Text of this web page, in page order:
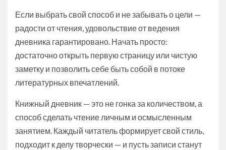
Если выбрать свой способ и не забывать о цели —
радости от чтения, удовольствие от ведения
дневника гарантировано. Начать просто:
достаточно открыть первую страницу или чистую
заметку и позволить себе быть собой в потоке
литературных впечатлений.
Книжный дневник — это не гонка за количеством, а
способ сделать чтение личным и осмысленным
занятием. Каждый читатель формирует свой стиль,
подходит к делу творчески — и пусть записи станут